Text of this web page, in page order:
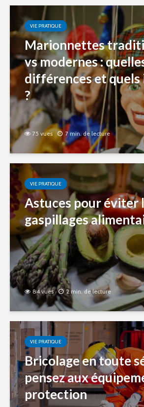
VIE PRATIQUE
Marionnettes
vs modernes :
différences et quels
?
75 vues 7 min. de lecture
VIE PRATIQUE
Astuces pour éviter
gaspillages
84 vues 2 min. de lecture
VIE PRATIQUE
Bricolage en toute
pensez aux
protection